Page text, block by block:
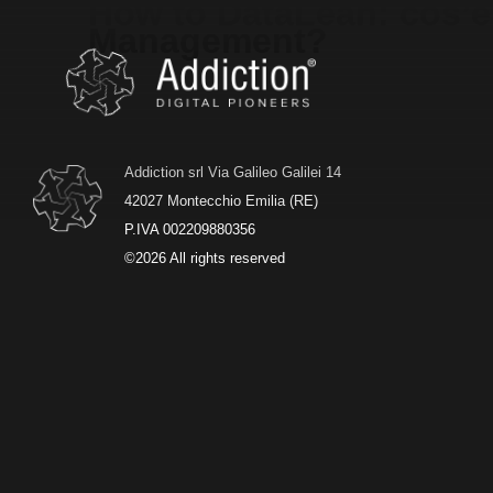
Management?
Addiction srl Via Galileo Galilei 14
42027 Montecchio Emilia (RE)
P.IVA 002209880356
©2026 All rights reserved